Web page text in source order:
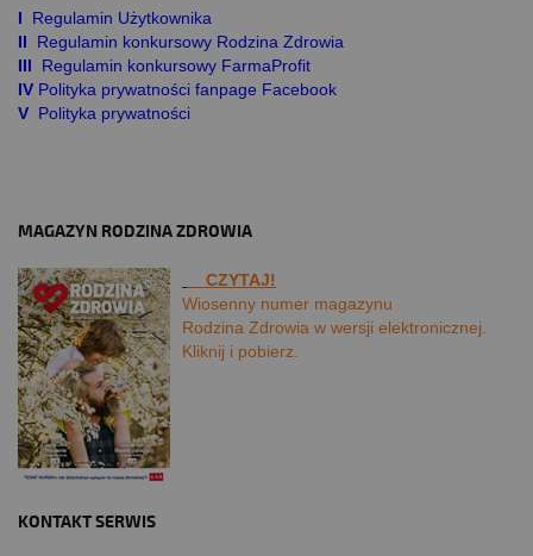
I Regulamin Użytkownika
II
Regulamin konkursowy Rodzina Zdrowia
III
Regulamin konkursowy FarmaProfit
IV Polityka prywatności fanpage Facebook
V Polityka prywatności
MAGAZYN RODZINA ZDROWIA
CZYTAJ!
Wiosenny numer magazynu
Rodzina Zdrowia w wersji elektronicznej.
Kliknij i pobierz.
KONTAKT SERWIS